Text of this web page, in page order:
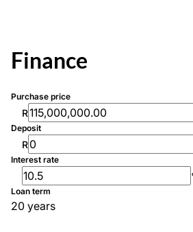
Finance
Purchase price
R
Deposit
R
Interest rate
Loan term
20 years